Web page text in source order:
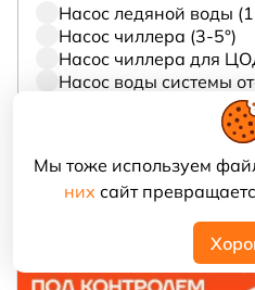
Насос ледяной воды
Насос чиллера (3-5°)
Насос чиллера для
Насос воды системы
Насос контура
рекуперации (93-
Мы тоже используем
нихсайт